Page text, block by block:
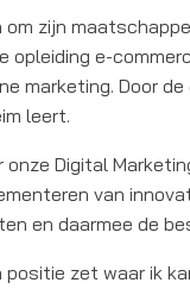
zijn
e-
marketing. Door
leert.
Digital
van
en daarmee de
zet waar ik